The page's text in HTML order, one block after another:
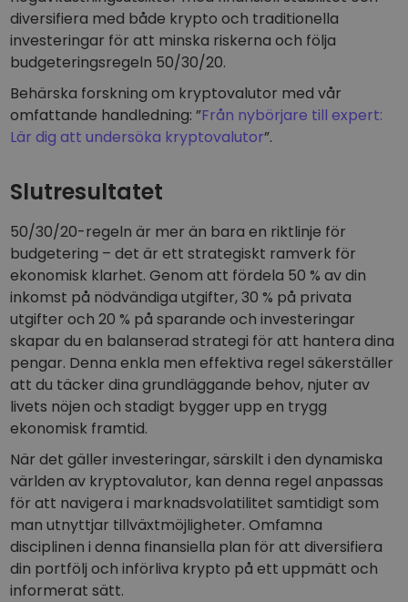
diversifiera med både krypto och traditionella
investeringar för att minska riskerna och följa
budgeteringsregeln 50/30/20.
Behärska forskning om kryptovalutor med vår
omfattande handledning: ”Från nybörjare till expert:
Lär dig att undersöka kryptovalutor”.
Slutresultatet
50/30/20-regeln är mer än bara en riktlinje för
budgetering – det är ett strategiskt ramverk för
ekonomisk klarhet. Genom att fördela 50 % av din
inkomst på nödvändiga utgifter, 30 % på privata
utgifter och 20 % på sparande och investeringar
skapar du en balanserad strategi för att hantera dina
pengar. Denna enkla men effektiva regel säkerställer
att du täcker dina grundläggande behov, njuter av
livets nöjen och stadigt bygger upp en trygg
ekonomisk framtid.
När det gäller investeringar, särskilt i den dynamiska
världen av kryptovalutor, kan denna regel anpassas
för att navigera i marknadsvolatilitet samtidigt som
man utnyttjar tillväxtmöjligheter. Omfamna
disciplinen i denna finansiella plan för att diversifiera
din portfölj och införliva krypto på ett uppmätt och
informerat sätt.